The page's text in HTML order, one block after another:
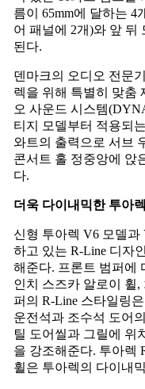
름이 65mm에 달하는 4
어 패널에 2개)와 앞 뒤
된다.
덴마크의 오디오 전문
렉을 위해 특별히 맞춤
오 사운드 시스템
티지 모델부터 적용되
와트의 출력으로 서브
콘서트 홀 정중앙에 앉
다.
더욱 다이내믹한 투아렉
신형 투아렉 V6 모델
하고 있는 R-Line 디자
해준다. 프론트 범퍼에
인치 스즈카 알로이 휠,
퍼의 R-Line 스타일링
운전석과 조수석 도어
틸 도어씰과 그릴에 위
을 강조해준다. 투아렉
휠은 투아렉의 다이내